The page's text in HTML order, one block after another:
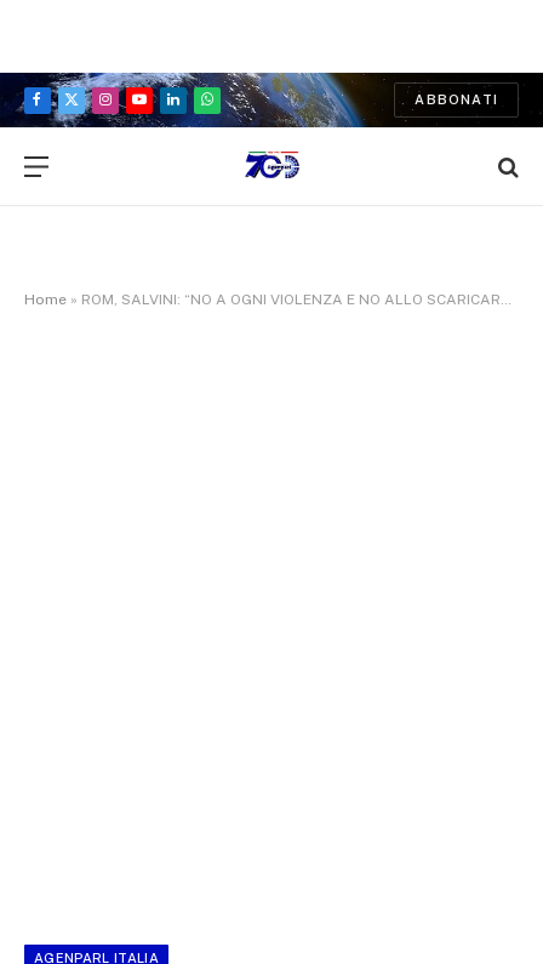
Facebook
X
Instagram
YouTubeLinkedInWhatsApp
ABBONATI
Home » ROM, SALVINI: “NO A OGNI VIOLENZA E NO ALLO SCARICARE SULLE PERIFERIE I PROBLEMI”
AGENPARL ITALIA